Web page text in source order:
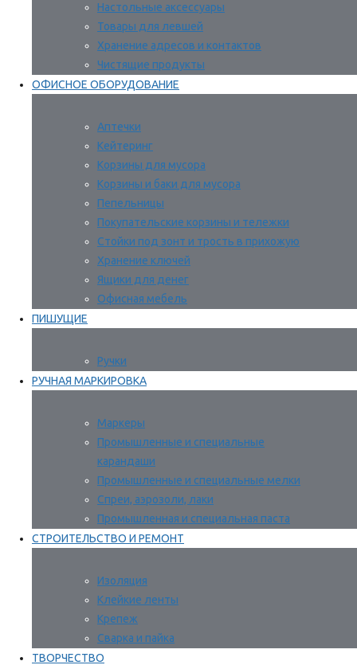
Настольные аксессуары
Товары для левшей
Хранение адресов и контактов
Чистящие продукты
ОФИСНОЕ ОБОРУДОВАНИЕ
Аптечки
Кейтеринг
Корзины для мусора
Корзины и баки для мусора
Пепельницы
Покупательские корзины и тележки
Стойки под зонт и трость в прихожую
Хранение ключей
Ящики для денег
Офисная мебель
ПИШУЩИЕ
Ручки
РУЧНАЯ МАРКИРОВКА
Маркеры
Промышленные и специальные
карандаши
Промышленные и специальные мелки
Спреи, аэрозоли, лаки
Промышленная и специальная паста
СТРОИТЕЛЬСТВО И РЕМОНТ
Изоляция
Клейкие ленты
Крепеж
Сварка и пайка
ТВОРЧЕСТВО